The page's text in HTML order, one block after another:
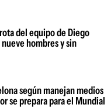
del equipo de Diego
hombres y sin
según manejan medios
se prepara para el Mundial